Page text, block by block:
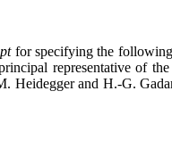
for specifying the following
representative of
and H.-G.